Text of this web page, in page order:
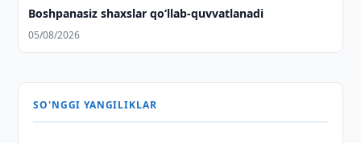
Boshpanasiz shaxslar qo‘llab-quvvatlanadi
05/08/2026
SO'NGGI YANGILIKLAR